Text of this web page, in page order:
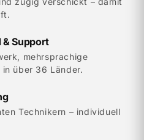
Support
mehrsprachige
über 36 Länder.
Technikern – individuell